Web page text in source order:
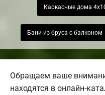
Каркасные дома
Бани из бруса с балконом
Обращаем ваше
находятся в онлайн-